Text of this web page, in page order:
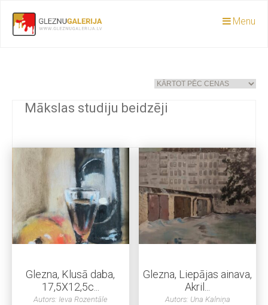
Menu
Mākslas studiju beidzēji
Glezna, Klusā daba,
17,5X12,5c...
Autors: Ieva Rozentāle
Glezna, Liepājas ainava,
Akril...
Autors: Una Kalniņa